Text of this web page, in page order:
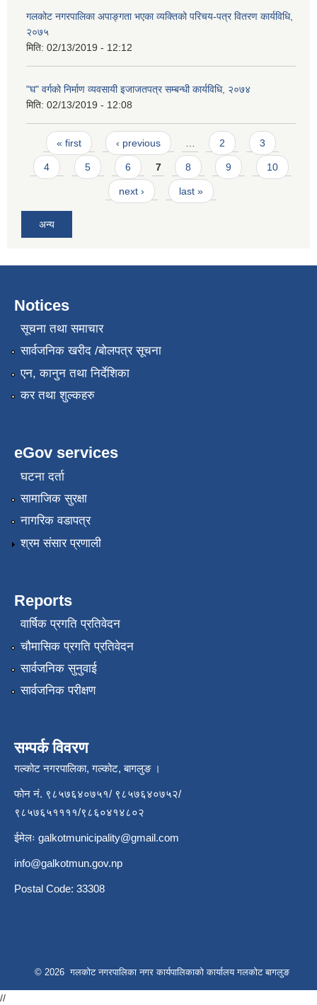
गलकोट नगरपालिका अपाङ्गता भएका व्यक्तिको परिचय-पत्र वितरण कार्यविधि,
२०७५
मिति: 02/13/2019 - 12:12
"घ" वर्गको निर्माण व्यवसायी इजाजतपत्र सम्बन्धी कार्यविधि, २०७४
मिति: 02/13/2019 - 12:08
Pages
« first ‹ previous 2 3
4 5 6 7 8 9 10
next › last »
अन्य
Notices
सूचना तथा समाचार
सार्वजनिक खरीद /बोलपत्र सूचना
एन, कानुन तथा निर्देशिका
कर तथा शुल्कहरु
eGov services
घटना दर्ता
सामाजिक सुरक्षा
नागरिक वडापत्र
श्रम संसार प्रणाली
Reports
वार्षिक प्रगति प्रतिवेदन
चौमासिक प्रगति प्रतिवेदन
सार्वजनिक सुनुवाई
सार्वजनिक परीक्षण
सम्पर्क विवरण
गल्कोट नगरपालिका, गल्कोट, बागलुङ ।
फोन नं. ९८५७६४०७५१/ ९८५७६४०७५२/
९८५७६५११११/९८६०४१४८०२
ईमेलः galkotmunicipality@gmail.com
info@galkotmun.gov.np
Postal Code: 33308
© 2026 गलकोट नगरपालिका नगर कार्यपालिकाको कार्यालय गलकोट बागलुङ
//